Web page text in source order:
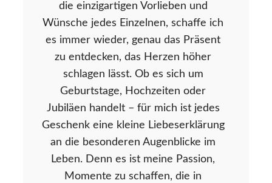
die einzigartigen Vorlieben und
Wünsche jedes Einzelnen, schaffe ich
es immer wieder, genau das Präsent
zu entdecken, das Herzen höher
schlagen lässt. Ob es sich um
Geburtstage, Hochzeiten oder
Jubiläen handelt – für mich ist jedes
Geschenk eine kleine Liebeserklärung
an die besonderen Augenblicke im
Leben. Denn es ist meine Passion,
Momente zu schaffen, die in